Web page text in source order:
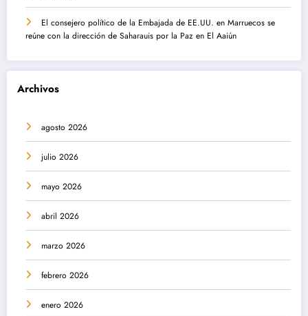
El consejero político de la Embajada de EE.UU. en Marruecos se
reúne con la dirección de Saharauis por la Paz en El Aaiún
Archivos
agosto 2026
julio 2026
mayo 2026
abril 2026
marzo 2026
febrero 2026
enero 2026